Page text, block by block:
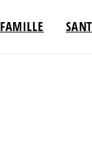
FAMILLE